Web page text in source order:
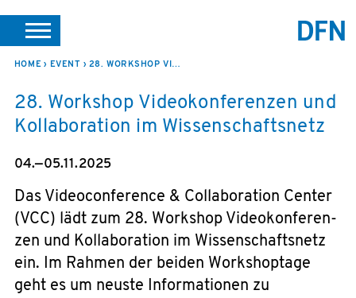
SUCHE PORTALE SUPPORT
VEREIN INTERN
HOME EVENT 28. WORKSHOP VIDEOKONFEREN­ZEN UND KOLLABORATION IM WISSENSCHAFTS­NETZ
28. Workshop Videokonferen­zen und
Kollaboration im Wissenschafts­netz
04.—05.11.2025
Das Videoconference & Collaboration Center
(VCC) lädt zum 28. Workshop Videokonferen­
zen und Kollaboration im Wissenschafts­netz
ein. Im Rahmen der beiden Workshoptage
geht es um neuste Informationen zu